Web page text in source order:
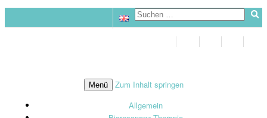
Menü
Zum Inhalt springen
Allgemein